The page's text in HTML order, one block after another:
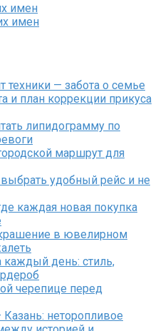
имен
имен
— забота о семье
и план коррекции прикуса
липидограмму по
маршрут для
удобный рейс и не
каждая новая покупка
в ювелирном
день: стиль,
черепице перед
неторопливое